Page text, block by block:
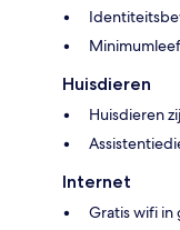
Huisdieren
Huisdieren
Internet
Gratis wifi in